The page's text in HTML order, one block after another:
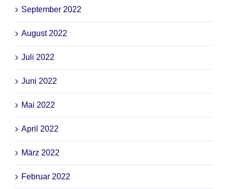
September 2022
August 2022
Juli 2022
Juni 2022
Mai 2022
April 2022
März 2022
Februar 2022